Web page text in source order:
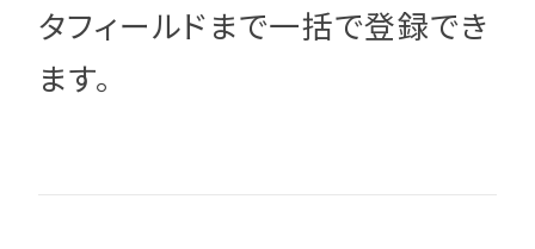
タフィールドまで一括で登録でき
ます。